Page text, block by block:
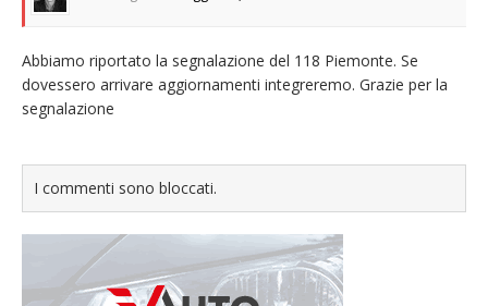
Abbiamo riportato la segnalazione del 118 Piemonte. Se
dovessero arrivare aggiornamenti integreremo. Grazie per la
segnalazione
I commenti sono bloccati.